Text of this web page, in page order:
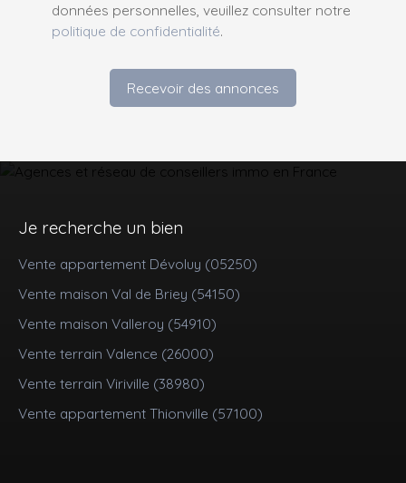
données personnelles, veuillez consulter notre
politique de confidentialité.
Recevoir des annonces
Je recherche un bien
Vente appartement Dévoluy (05250)
Vente maison Val de Briey (54150)
Vente maison Valleroy (54910)
Vente terrain Valence (26000)
Vente terrain Viriville (38980)
Vente appartement Thionville (57100)